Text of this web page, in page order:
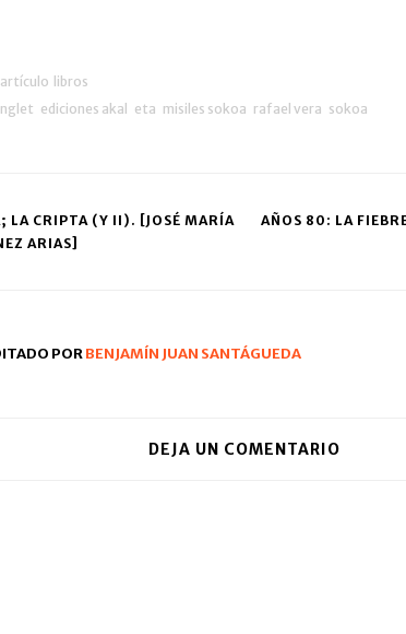
artículo libros
ediciones akal eta misiles sokoa rafael vera sokoa
LA CRIPTA (Y II). [JOSÉ MARÍA
ARIAS]
AÑOS 80: LA
PORBENJAMÍN JUAN SANTÁGUEDA
DEJA UN COMENTARIO